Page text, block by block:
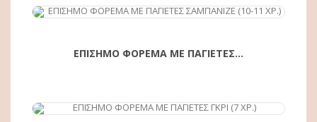
ΕΠΙΣΗΜΟ ΦΟΡΕΜΑ ΜΕ ΠΑΓΙΕΤΕΣ...